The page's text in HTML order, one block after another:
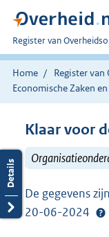
U
bent
nu
hier:
Register van
Home Register
Economische Zaken
Klaar voor
De gegevens
20-06-2024